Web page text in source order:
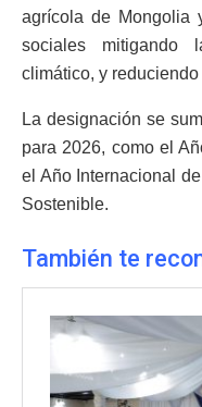
agrícola de Mongolia
sociales mitigando
climático, y
La designación se
para 2026, como el
el Año Internacional
Sostenible.
También te